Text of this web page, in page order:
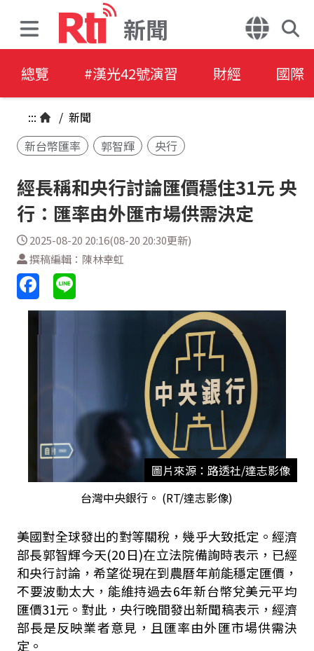
新聞
總覽 #漢光42號演習 財經 國際
::: / 新聞
新台幣匯率
郭智輝 央行
經長稱和央行討論匯價穩住31元 央
行：匯率由外匯市場供需決定
2025-08-20 20:16(08-20 20:30更新)
撰稿編輯：陳林幸虹
圖片來源：路透社/達志影像
台灣中央銀行。 (RT/達志影像)
美國對全球發出的對等關稅，幾乎大致抵定。經濟
部長郭智輝今天(20日)在立法院備詢時表示，已經
和央行討論，希望從現在到農曆年前能穩定匯價，
不要波動太大，能維持過去6年新台幣兌美元平均
匯價31元。對此，央行晚間發出新聞稿表示，經濟
部長是反映業者意見，且匯率由外匯市場供需決
定。